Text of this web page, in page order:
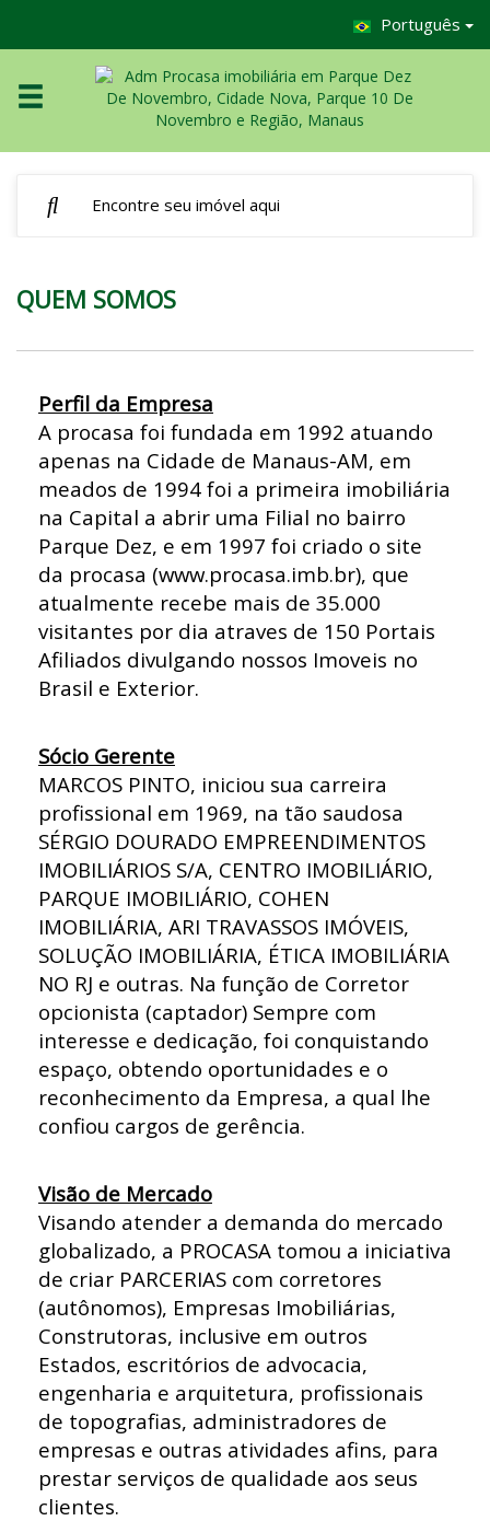
Português
QUEM SOMOS
Perfil da Empresa
A procasa foi fundada em 1992 atuando
apenas na Cidade de Manaus-AM, em
meados de 1994 foi a primeira imobiliária
na Capital a abrir uma Filial no bairro
Parque Dez, e em 1997 foi criado o site
da procasa (www.procasa.imb.br), que
atualmente recebe mais de 35.000
visitantes por dia atraves de 150 Portais
Afiliados divulgando nossos Imoveis no
Brasil e Exterior.
Sócio Gerente
MARCOS PINTO, iniciou sua carreira
profissional em 1969, na tão saudosa
SÉRGIO DOURADO EMPREENDIMENTOS
IMOBILIÁRIOS S/A, CENTRO IMOBILIÁRIO,
PARQUE IMOBILIÁRIO, COHEN
IMOBILIÁRIA, ARI TRAVASSOS IMÓVEIS,
SOLUÇÃO IMOBILIÁRIA, ÉTICA IMOBILIÁRIA
NO RJ e outras. Na função de Corretor
opcionista (captador) Sempre com
interesse e dedicação, foi conquistando
espaço, obtendo oportunidades e o
reconhecimento da Empresa, a qual lhe
confiou cargos de gerência.
Visão de Mercado
Visando atender a demanda do mercado
globalizado, a PROCASA tomou a iniciativa
de criar PARCERIAS com corretores
(autônomos), Empresas Imobiliárias,
Construtoras, inclusive em outros
Estados, escritórios de advocacia,
engenharia e arquitetura, profissionais
de topografias, administradores de
empresas e outras atividades afins, para
prestar serviços de qualidade aos seus
clientes.